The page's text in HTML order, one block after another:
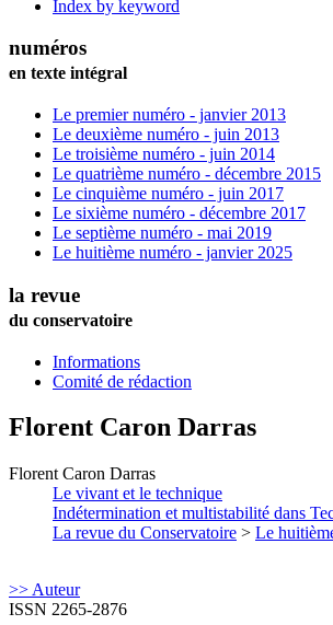
Index by keyword
numéros
en texte intégral
Le premier numéro - janvier 2013
Le deuxième numéro - juin 2013
Le troisième numéro - juin 2014
Le quatrième numéro - décembre 2015
Le cinquième numéro - juin 2017
Le sixième numéro - décembre 2017
Le septième numéro - mai 2019
Le huitième numéro - janvier 2025
la revue
du conservatoire
Informations
Comité de rédaction
Florent Caron Darras
Florent Caron Darras
Le vivant et le technique
Indétermination et multistabilité dans
La revue du Conservatoire > Le
>> Auteur
ISSN 2265-2876